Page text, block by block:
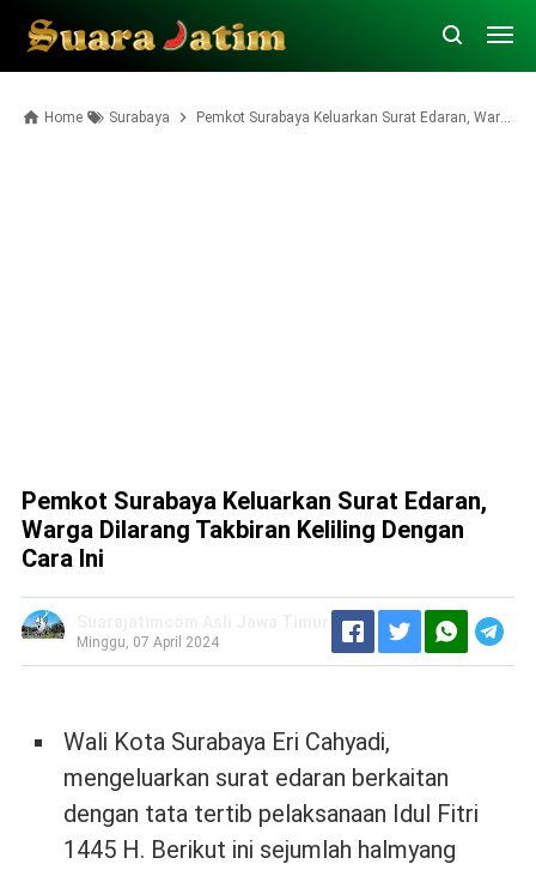
Home Surabaya Pemkot Surabaya Keluarkan Surat Edaran, Warga Dilarang Takbiran Keliling Dengan Cara Ini
Pemkot Surabaya Keluarkan Surat Edaran,
Warga Dilarang Takbiran Keliling Dengan
Cara Ini
Minggu, 07 April 2024
Wali Kota Surabaya Eri Cahyadi,
mengeluarkan surat edaran berkaitan
dengan tata tertib pelaksanaan Idul Fitri
1445 H. Berikut ini sejumlah halmyang